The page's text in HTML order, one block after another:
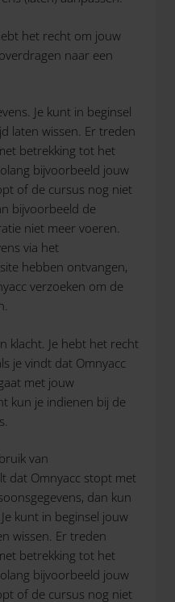
het recht om jouw
naar een
Je kunt in beginsel
laten wissen. Er treden
betrekking tot het
bijvoorbeeld jouw
of de cursus nog niet
bijvoorbeeld de
niet meer voeren.
via het
hebben ontvangen,
verzoeken om de
klacht. Je hebt het recht
je vindt dat Omnyacc
met jouw
kun je indienen bij de
van
dat Omnyacc stopt met
dan kun
kunt in beginsel jouw
wissen. Er treden
betrekking tot het
bijvoorbeeld jouw
of de cursus nog niet